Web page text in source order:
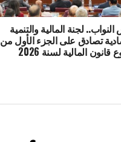
لجنة المالية والتنمية
تصادق على الجزء الأول من
المالية لسنة 2026